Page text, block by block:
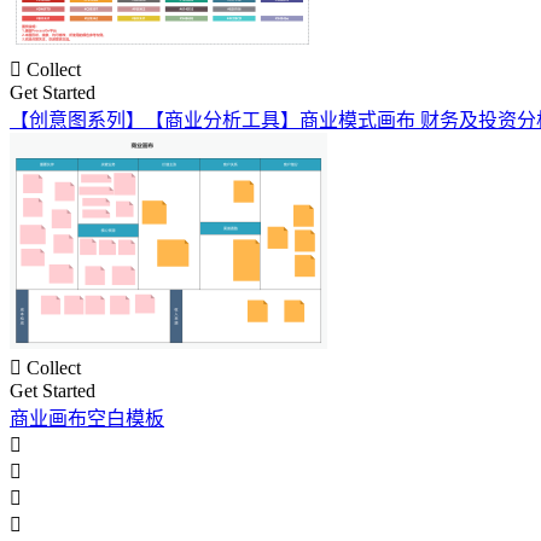
 Collect
Get Started
【创意图系列】【商业分析工具】商业模式画布 财务及投资
 Collect
Get Started
商业画布空白模板



